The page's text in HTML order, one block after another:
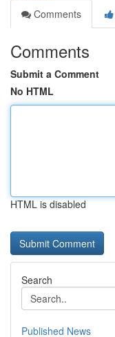
Comments
Comments
Submit a Comment
No HTML
HTML is disabled
Search
Published News